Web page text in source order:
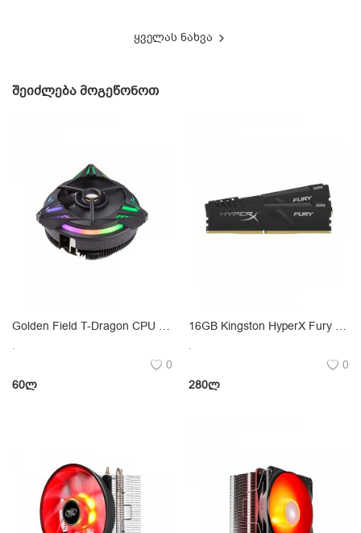
ყველას ნახვა
ᲨᲔᲘᲫᲚᲔᲑᲐ ᲛᲝᲒᲔᲬᲝᲜᲝᲗ
Golden Field T-Dragon CPU Universal Cooler 90W
.
0
60ლ
16GB Kingston HyperX Fury DDR4 3200MHz
.
0
280ლ